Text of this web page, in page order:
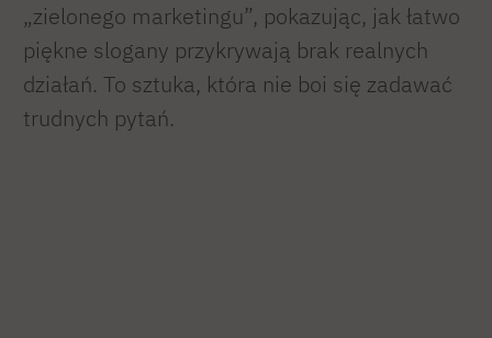
„zielonego marketingu”, pokazując, jak łatwo
piękne slogany przykrywają brak realnych
działań. To sztuka, która nie boi się zadawać
trudnych pytań.